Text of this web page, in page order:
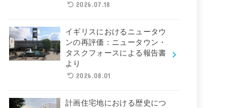
2026.07.18
イギリスにおけるニュータウ
ンの再評価：ニュータウン・
タスクフォースによる報告書
より
2026.08.01
計画住宅地における歴史につ